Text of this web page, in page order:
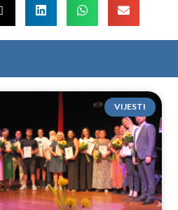
VIJESTI